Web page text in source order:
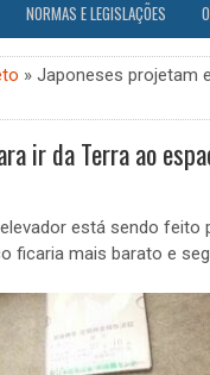
NORMAS E LEGISLAÇÕES
» Japoneses projetam
ir da Terra ao
está sendo feito
ficaria mais barato e